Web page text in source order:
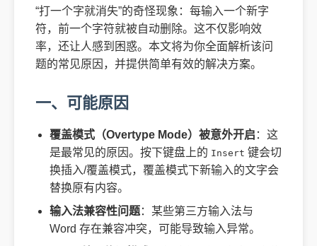
“打一个字就消失”的奇怪现象：每输入一个新字
符，前一个字符就被自动删除。这不仅影响效
率，还让人感到困惑。本文将为你全面解析该问
题的常见原因，并提供简单有效的解决方案。
一、可能原因
覆盖模式（Overtype Mode）被意外开启 ：这
是最常见的原因。按下键盘上的 Insert 键会切
换插入/覆盖模式，覆盖模式下新输入的文字会
替换原有内容。
输入法兼容性问题：某些第三方输入法与
Word 存在兼容冲突，可能导致输入异常。